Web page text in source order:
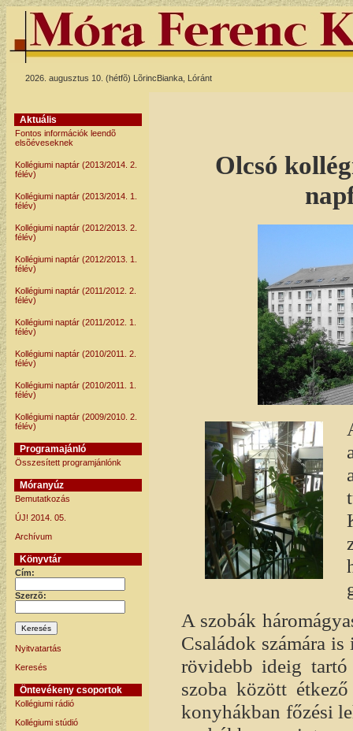
2026. augusztus 10. (hétfõ) LõrincBianka, Lóránt
Aktuális
Fontos információk leendõ
elsõéveseknek
Kollégiumi naptár (2013/2014. 2.
félév)
Kollégiumi naptár (2013/2014. 1.
félév)
Kollégiumi naptár (2012/2013. 2.
félév)
Kollégiumi naptár (2012/2013. 1.
félév)
Kollégiumi naptár (2011/2012. 2.
félév)
Kollégiumi naptár (2011/2012. 1.
félév)
Kollégiumi naptár (2010/2011. 2.
félév)
Kollégiumi naptár (2010/2011. 1.
félév)
Kollégiumi naptár (2009/2010. 2.
félév)
Programajánló
Összesített programjánlónk
Móranyúz
Bemutatkozás
ÚJ! 2014. 05.
Archívum
Könyvtár
Cím:
Szerzõ:
Nyitvatartás
Keresés
Öntevékeny csoportok
Kollégiumi rádió
Kollégiumi stúdió
Olcsó
A szobák
Családok számára
rövidebb ideig tartó
szoba között
konyhákban főzési